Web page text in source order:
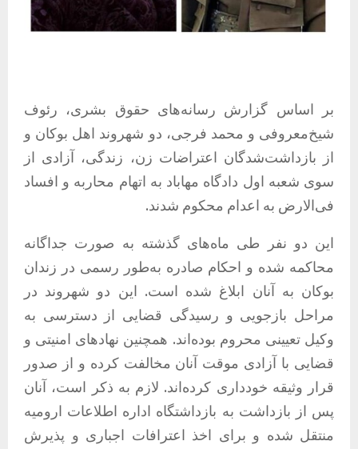
بر اساس گزارش رسانه‌های حقوق بشری، رئوف
شیخ‌معروفی و محمد فرجی، دو شهروند اهل بوکان و
از بازداشت‌شدگان اعتراضات زن، زندگی، آزادی از
سوی شعبه اول دادگاه مهاباد به اتهام محاربه و افساد
فی‌الارض به اعدام محکوم شدند.
این دو نفر طی ماه‌های گذشته به صورت جداگانه
محاکمه شده و احکام صادره به‌طور رسمی در زندان
بوکان به آنان ابلاغ شده است. این دو شهروند در
مراحل بازجویی و رسیدگی قضایی از دسترسی به
وکیل تعیینی محروم بوده‌اند. همچنین نهادهای امنیتی و
قضایی با آزادی موقت آنان مخالفت کرده و از صدور
قرار وثیقه خودداری کرده‌اند. لازم به ذکر است، آنان
پس از بازداشت به بازداشتگاه اداره اطلاعات ارومیه
منتقل شده و برای اخذ اعترافات اجباری و پذیرش